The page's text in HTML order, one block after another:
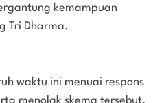
kemampuan
Tri Dharma.
waktu ini menuai respons